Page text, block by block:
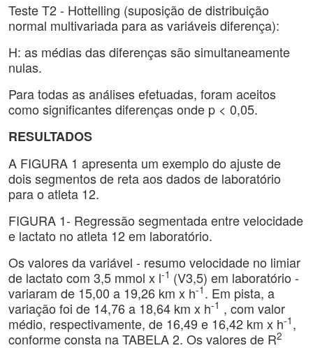
Teste T2 - Hottelling (suposição de distribuição
normal multivariada para as variáveis diferença):
H: as médias das diferenças são simultaneamente
nulas.
Para todas as análises efetuadas, foram aceitos
como significantes diferenças onde p < 0,05.
RESULTADOS
A FIGURA 1 apresenta um exemplo do ajuste de
dois segmentos de reta aos dados de laboratório
para o atleta 12.
FIGURA 1- Regressão segmentada entre velocidade
e lactato no atleta 12 em laboratório.
Os valores da variável - resumo velocidade no limiar
de lactato com 3,5 mmol x l-1 (V3,5) em laboratório -
variaram de 15,00 a 19,26 km x h-1. Em pista, a
variação foi de 14,76 a 18,64 km x h-1 , com valor
médio, respectivamente, de 16,49 e 16,42 km x h-1 ,
conforme consta na TABELA 2. Os valores de R2